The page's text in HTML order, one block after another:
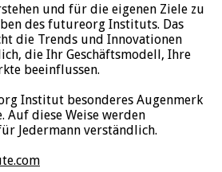
und für die eigenen Ziele zu
des futureorg Instituts. Das
die Trends und Innovationen
die Ihr Geschäftsmodell, Ihre
beeinflussen.
Institut besonderes Augenmerk
Auf diese Weise werden
Jedermann verständlich.